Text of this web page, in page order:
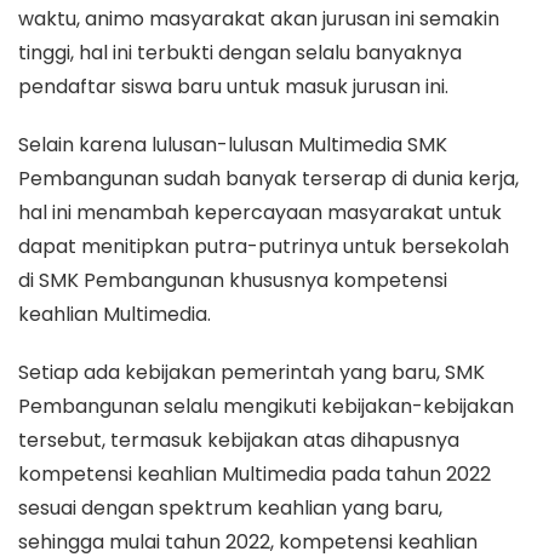
waktu, animo masyarakat akan jurusan ini semakin
tinggi, hal ini terbukti dengan selalu banyaknya
pendaftar siswa baru untuk masuk jurusan ini.
Selain karena lulusan-lulusan Multimedia SMK
Pembangunan sudah banyak terserap di dunia kerja,
hal ini menambah kepercayaan masyarakat untuk
dapat menitipkan putra-putrinya untuk bersekolah
di SMK Pembangunan khususnya kompetensi
keahlian Multimedia.
Setiap ada kebijakan pemerintah yang baru, SMK
Pembangunan selalu mengikuti kebijakan-kebijakan
tersebut, termasuk kebijakan atas dihapusnya
kompetensi keahlian Multimedia pada tahun 2022
sesuai dengan spektrum keahlian yang baru,
sehingga mulai tahun 2022, kompetensi keahlian